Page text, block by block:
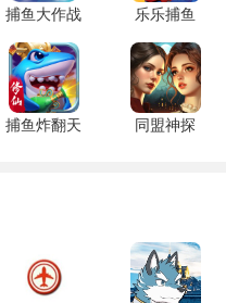
战术应对首领。
单位时，盲目进攻容易遭
通过的关卡，不仅能积累
取珍贵的属性晶石。
能为角色提供持续的基因
化资源收益。
捕鱼大作战
1.5112 手
机版
乐乐捕鱼
9.2 安卓版
捕鱼炸翻天
同盟神探